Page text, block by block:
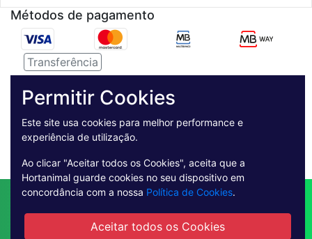
Métodos de pagamento
Transferência
Pagamento Seguro
Contactos Envio
Condições de Venda
Permitir Cookies
Este site usa cookies para melhor performance e
experiência de utilização.
Ao clicar "Aceitar todos os Cookies", aceita que a
Hortanimal guarde cookies no seu dispositivo em
concordância com a nossa Política de Cookies.
Aceitar todos os Cookies